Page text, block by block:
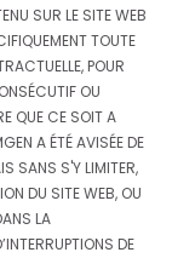
SUR LE SITE WEB
TOUTE
POUR
OU
QUE CE SOIT A
A ÉTÉ AVISÉE DE
SANS S'Y LIMITER,
DU SITE WEB, OU
LA
DE